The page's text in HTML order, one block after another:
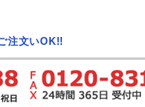
注文いOK!!